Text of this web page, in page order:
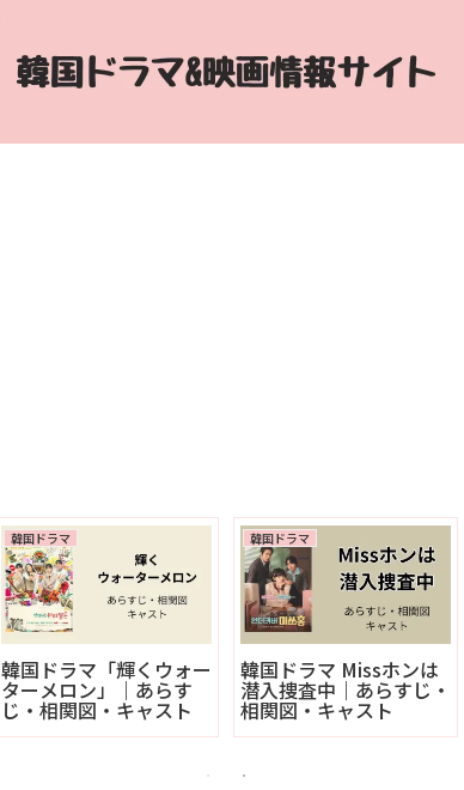
韓国ドラマ
韓国ドラマ「輝くウォー
ターメロン」｜あらす
じ・相関図・キャスト
韓国ドラマ
韓国ドラマ Missホンは
潜入捜査中｜あらすじ・
相関図・キャスト